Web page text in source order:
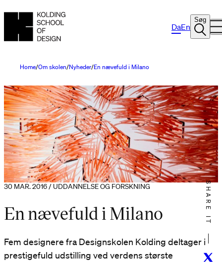
DaEn
Søg
Home Om skolen Nyheder En nævefuld i Milano
30 MAR. 2016 / UDDANNELSE OG FORSKNING
En nævefuld i Milano
Fem designere fra Designskolen Kolding deltager i
prestigefuld udstilling ved verdens største
SHARE IT